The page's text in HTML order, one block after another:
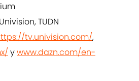
Univision, TUDN
tv.univision.com/,
ywww.dazn.com/en-